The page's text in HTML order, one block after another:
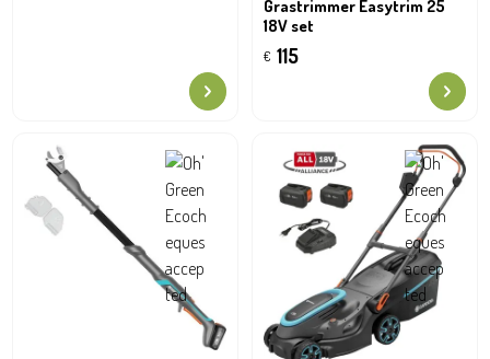
Grastrimmer Easytrim 25
18V set
€ 115